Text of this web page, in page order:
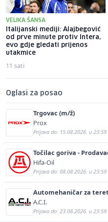
VELIKA ŠANSA
Italijanski mediji: Alajbegović
od prve minute protiv Intera,
evo gdje gledati prijenos
utakmice
11 sati
Oglasi za posao
Trgovac (m/ž)
Prox
Prijava do: 15.08.2026. u 23:59
Točilac goriva -
Hifa-Oil
Prijava do: 08.08.2026. u 23:59
Automehaničar za
A.C.I.
Prijava do: 23.08.2026. u 23:59